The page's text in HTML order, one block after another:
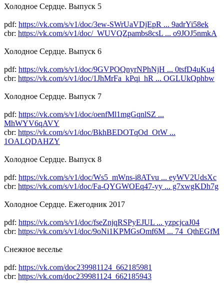
Холодное Сердце. Выпуск 5
pdf: https://vk.com/s/v1/doc/3ew-SWrUaVDjEpR ... 9adrYi58ek
cbr: https://vk.com/s/v1/doc/_WUVQZpambs8csL ... o9JOJ5nmkA
Холодное Сердце. Выпуск 6
pdf: https://vk.com/s/v1/doc/9GVPOQnyrNPhNjH ... 0tsfD4uKu4
cbr: https://vk.com/s/v1/doc/1JhMrFa_kPqi_hR ... OGLUkQphbw
Холодное Сердце. Выпуск 7
pdf: https://vk.com/s/v1/doc/oenfMl1mgGqnlSZ ...
MhWYV6qAVY
cbr: https://vk.com/s/v1/doc/BkhBEDOTqOd_OtW ...
1OALQDAHZY
Холодное Сердце. Выпуск 8
pdf: https://vk.com/s/v1/doc/Ws5_mWns-i8ATvu ... eyWV2UdsXc
cbr: https://vk.com/s/v1/doc/Fa-QYGWOEq47-yy ... g7xwgKDh7g
Холодное Сердце. Ежегодник 2017
pdf: https://vk.com/s/v1/doc/fseZnjqRSPyEJUL ... yzpcjcaJ04
cbr: https://vk.com/s/v1/doc/9oNi1KPMGsOmf6M ... 74_QthEGfM
Снежное веселье
pdf: https://vk.com/doc239981124_662185981
cbr: https://vk.com/doc239981124_662185943